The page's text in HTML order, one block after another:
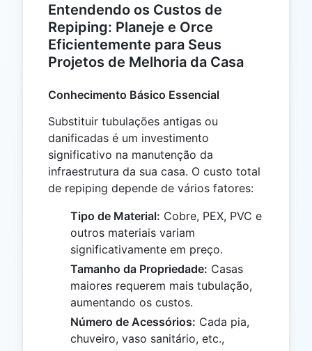
Entendendo os Custos de
Repiping: Planeje e Orce
Eficientemente para Seus
Projetos de Melhoria da Casa
Conhecimento Básico Essencial
Substituir tubulações antigas ou
danificadas é um investimento
significativo na manutenção da
infraestrutura da sua casa. O custo total
de repiping depende de vários fatores:
Tipo de Material: Cobre, PEX, PVC e
outros materiais variam
significativamente em preço.
Tamanho da Propriedade: Casas
maiores requerem mais tubulação,
aumentando os custos.
Número de Acessórios: Cada pia,
chuveiro, vaso sanitário, etc.,